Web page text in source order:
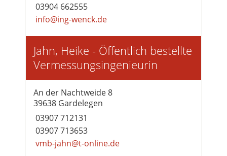
03904 662555
info@ing-wenck.de
Jahn, Heike - Öffentlich bestellte
Vermessungsingenieurin
An der Nachtweide 8
39638 Gardelegen
03907 712131
03907 713653
vmb-jahn@t-online.de